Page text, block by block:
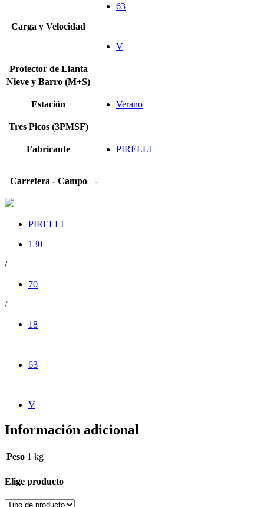
Carga y Velocidad
63
V
Protector de Llanta
Nieve y Barro (M+S)
Estación Verano
Tres Picos (3PMSF)
Fabricante PIRELLI
Carretera - Campo -
PIRELLI
130
/
70
/
18
63
V
Información adicional
Peso 1 kg
Elige producto